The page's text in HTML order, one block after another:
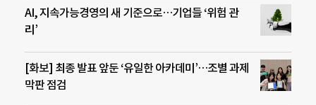
AI, 지속가능경영의 새 기준으로…기업들 ‘위험 관
리’
[화보] 최종 발표 앞둔 ‘유일한 아카데미’…조별 과제
막판 점검